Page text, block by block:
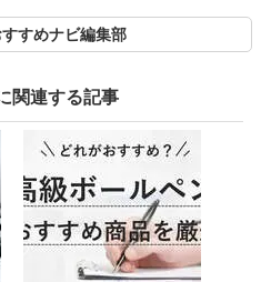
すめナビ編集部
関連する記事